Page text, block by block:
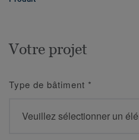
Votre projet
Type de bâtiment *